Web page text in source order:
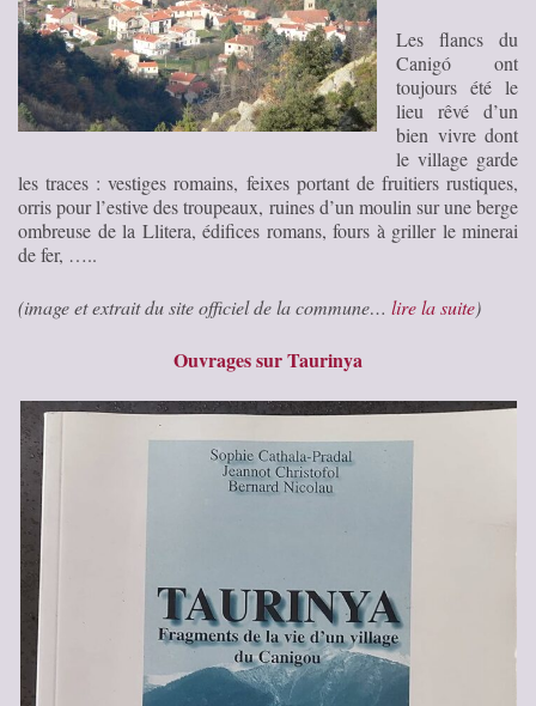
Les flancs du
Canigó ont
toujours été le
lieu rêvé d’un
bien vivre dont
le village garde
les traces : vestiges romains, feixes portant de fruitiers rustiques,
orris pour l’estive des troupeaux, ruines d’un moulin sur une berge
ombreuse de la Llitera, édifices romans, fours à griller le minerai
de fer, …..
(image et extrait du site officiel de la commune… lire la suite)
Ouvrages sur Taurinya